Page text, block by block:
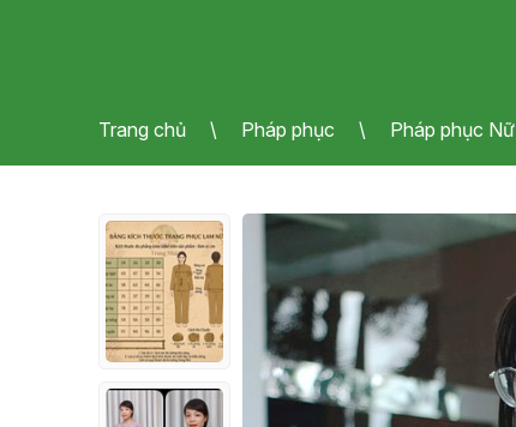
Trang chủ Pháp phục Pháp phục Nữ